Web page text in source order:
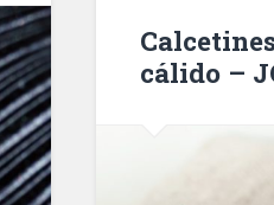
cálido –